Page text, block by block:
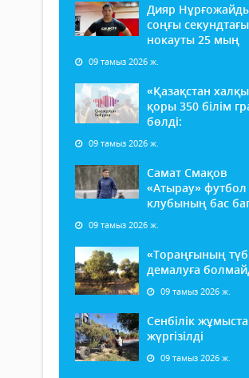
Дияр
соңғы секундтағы
нокауты 25 мың
09 тамыз 2026 ж.
«Қазақстан
қоры 350 білім
бөлді:
09 тамыз 2026 ж.
Самат Смақов
«Атырау» футбол
клубының бас
09 тамыз 2026 ж.
«Тораңғының
демалуға
09 тамыз 2026 ж.
Сенбілік
жүргізілді
09 тамыз 2026 ж.